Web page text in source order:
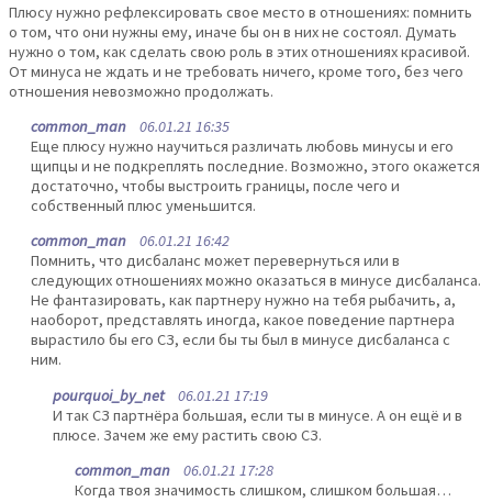
Плюсу нужно рефлексировать свое место в отношениях: помнить
о том, что они нужны ему, иначе бы он в них не состоял. Думать
нужно о том, как сделать свою роль в этих отношениях красивой.
От минуса не ждать и не требовать ничего, кроме того, без чего
отношения невозможно продолжать.
common_man 06.01.21 16:35
Еще плюсу нужно научиться различать любовь минусы и его
щипцы и не подкреплять последние. Возможно, этого окажется
достаточно, чтобы выстроить границы, после чего и
собственный плюс уменьшится.
common_man 06.01.21 16:42
Помнить, что дисбаланс может перевернуться или в
следующих отношениях можно оказаться в минусе дисбаланса.
Не фантазировать, как партнеру нужно на тебя рыбачить, а,
наоборот, представлять иногда, какое поведение партнера
вырастило бы его СЗ, если бы ты был в минусе дисбаланса с
ним.
pourquoi_by_net06.01.21 17:19
И так СЗ партнёра большая, если ты в минусе. А он ещё и в
плюсе. Зачем же ему растить свою СЗ.
common_man 06.01.21 17:28
Когда твоя значимость слишком, слишком большая…